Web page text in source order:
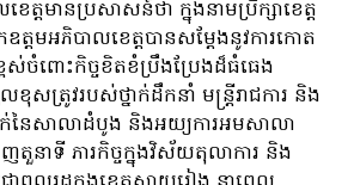
ត្តមានប្រសាសន៍ថា ក្នុងនាមប្រឹក្សាខេត្ត
តមអភិបាលខេត្តបានសម្តែងនូវការកោត
ស់ចំពោះកិច្ចខិតខំប្រឹងប្រែងដ៏ធំធេង
សត្រូវរបស់ថ្នាក់ដឹកនាំ មន្ត្រីរាជការ និង
ក់នៃសាលាដំបូង និងអយ្យការអមសាលា
ញតួនាទី ភារកិច្ចក្នុងវិស័យតុលាការ និង